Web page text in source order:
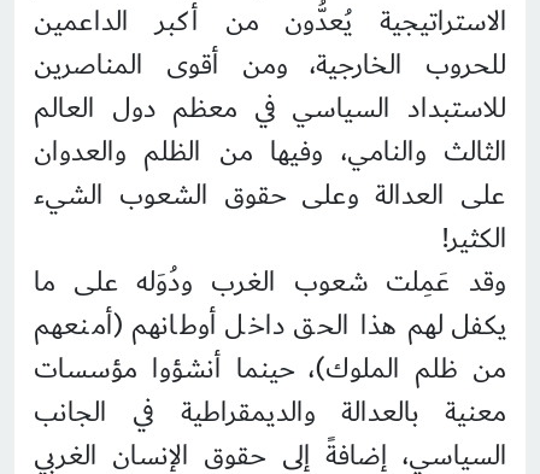
الاستراتيجية يُعدُّون من أكبر الداعمين
للحروب الخارجية، ومن أقوى المناصرين
للاستبداد السياسي في معظم دول العالم
الثالث والنامي، وفيها من الظلم والعدوان
على العدالة وعلى حقوق الشعوب الشيء
الكثير!
وقد عَمِلت شعوب الغرب ودُوَله على ما
يكفل لهم هذا الحق داخل أوطانهم (أمنعهم
من ظلم الملوك)، حينما أنشؤوا مؤسسات
معنية بالعدالة والديمقراطية في الجانب
السياسي، إضافةً إلى حقوق الإنسان الغربي